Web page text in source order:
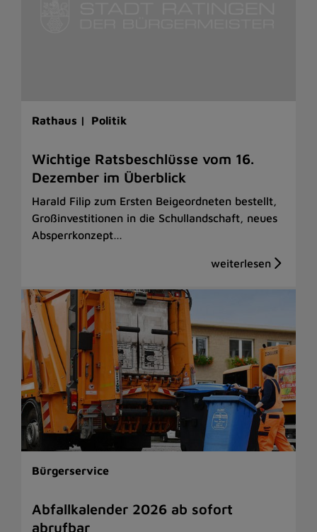
Rathaus | Politik
Wichtige Ratsbeschlüsse vom 16.
Dezember im Überblick
Harald Filip zum Ersten Beigeordneten bestellt,
Großinvestitionen in die Schullandschaft, neues
Absperrkonzept…
Bürgerservice
Abfallkalender 2026 ab sofort
abrufbar